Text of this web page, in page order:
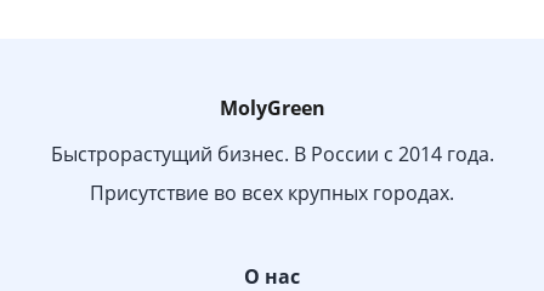
MolyGreen
Быстрорастущий бизнес. В России с 2014 года.
Присутствие во всех крупных городах.
О нас